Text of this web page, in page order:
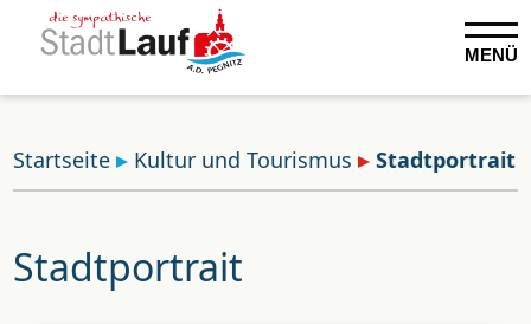
MENÜ
Startseite Kultur und Tourismus Stadtportrait
Stadtportrait